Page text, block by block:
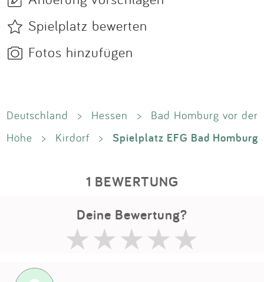
Spielplatz bewerten
Fotos hinzufügen
Deutschland > Hessen >
Bad Homburg vor der
Höhe
> Kirdorf > Spielplatz EFG Bad Homburg
1 BEWERTUNG
Deine Bewertung?